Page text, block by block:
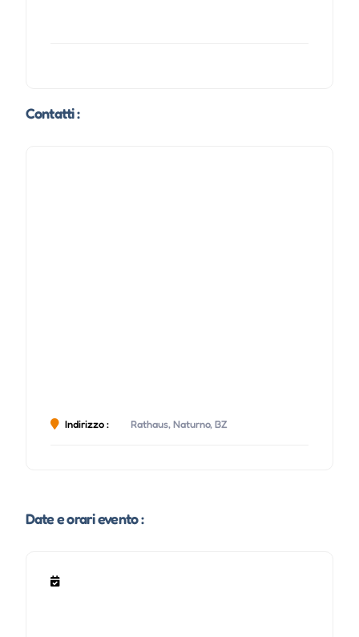
Contatti :
Indirizzo : Rathaus, Naturno, BZ
Date e orari evento :